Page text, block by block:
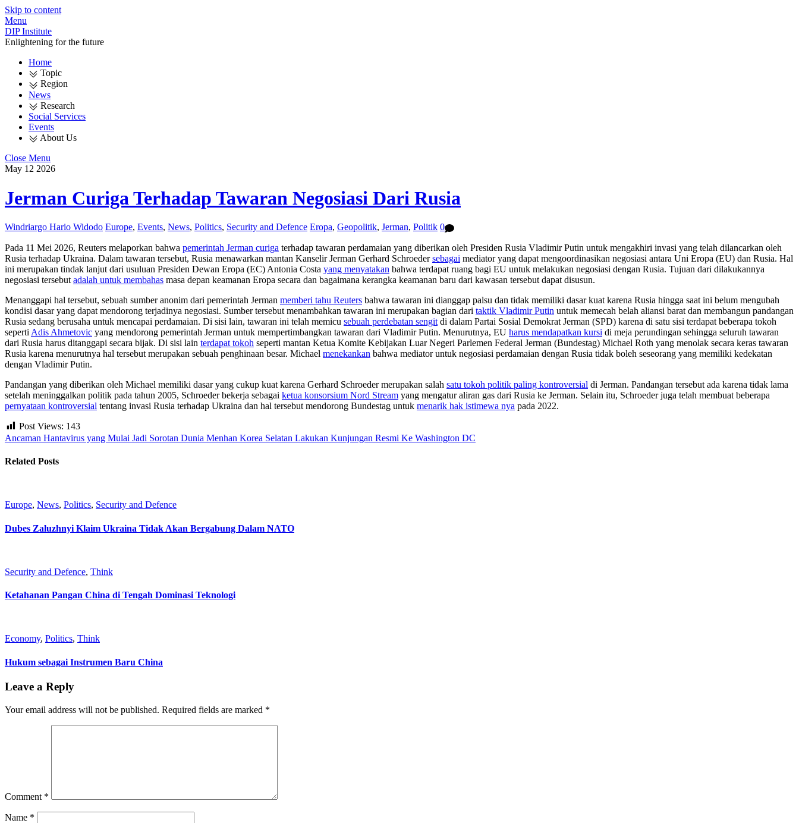
Skip to content
Menu
DIP Institute
Enlightening for the future
Home
Topic
Region
News
Research
Social Services
Events
About Us
Close Menu
May 12 2026
Jerman Curiga Terhadap Tawaran Negosiasi Dari Rusia
Windriargo Hario Widodo Europe, Events, News, Politics, Security and Defence Eropa, Geopolitik, Jerman, Politik 0
Pada 11 Mei 2026, Reuters melaporkan bahwa pemerintah Jerman curiga terhadap tawaran perdamaian yang diberikan oleh Presiden Rusia Vladimir Putin untuk mengakhiri invasi yang telah dilancarkan oleh
Rusia terhadap Ukraina. Dalam tawaran tersebut, Rusia menawarkan mantan Kanselir Jerman Gerhard Schroedersebagai mediator yang dapat mengoordinasikan negosiasi antara Uni Eropa (EU) dan Rusia. Hal
ini merupakan tindak lanjut dari usuluan Presiden Dewan Eropa (EC) Antonia Costa yang menyatakan bahwa terdapat ruang bagi EU untuk melakukan negosiasi dengan Rusia. Tujuan dari dilakukannya
negosiasi tersebut adalah untuk membahas masa depan keamanan Eropa secara dan bagaimana kerangka keamanan baru dari kawasan tersebut dapat disusun.
Menanggapi hal tersebut, sebuah sumber anonim dari pemerintah Jerman memberi tahu Reuters bahwa tawaran ini dianggap palsu dan tidak memiliki dasar kuat karena Rusia hingga saat ini belum mengubah
kondisi dasar yang dapat mendorong terjadinya negosiasi. Sumber tersebut menambahkan tawaran ini merupakan bagian dari taktik Vladimir Putin untuk memecah belah aliansi barat dan membangun pandangan
Rusia sedang berusaha untuk mencapai perdamaian. Di sisi lain, tawaran ini telah memicu sebuah perdebatan sengit di dalam Partai Sosial Demokrat Jerman (SPD) karena di satu sisi terdapat beberapa tokoh
seperti Adis Ahmetovic yang mendorong pemerintah Jerman untuk mempertimbangkan tawaran dari Vladimir Putin. Menurutnya, EU harus mendapatkan kursi di meja perundingan sehingga seluruh tawaran
dari Rusia harus ditanggapi secara bijak. Di sisi lain terdapat tokoh seperti mantan Ketua Komite Kebijakan Luar Negeri Parlemen Federal Jerman (Bundestag) Michael Roth yang menolak secara keras tawaran
Rusia karena menurutnya hal tersebut merupakan sebuah penghinaan besar. Michael menekankan bahwa mediator untuk negosiasi perdamaian dengan Rusia tidak boleh seseorang yang memiliki kedekatan
dengan Vladimir Putin.
Pandangan yang diberikan oleh Michael memiliki dasar yang cukup kuat karena Gerhard Schroeder merupakan salah satu tokoh politik paling kontroversial di Jerman. Pandangan tersebut ada karena tidak lama
setelah meninggalkan politik pada tahun 2005, Schroeder bekerja sebagai ketua konsorsium Nord Stream yang mengatur aliran gas dari Rusia ke Jerman. Selain itu, Schroeder juga telah membuat beberapa
pernyataan kontroversial tentang invasi Rusia terhadap Ukraina dan hal tersebut mendorong Bundestag untuk menarik hak istimewa nya pada 2022.
Post Views: 143
Ancaman Hantavirus yang Mulai Jadi Sorotan Dunia Menhan Korea Selatan Lakukan Kunjungan Resmi Ke Washington DC
Related Posts
Europe, News, Politics, Security and Defence
Dubes Zaluzhnyi Klaim Ukraina Tidak Akan Bergabung Dalam NATO
Security and Defence, Think
Ketahanan Pangan China di Tengah Dominasi Teknologi
Economy, Politics, Think
Hukum sebagai Instrumen Baru China
Leave a Reply
Your email address will not be published. Required fields are marked *
Comment *
Name *